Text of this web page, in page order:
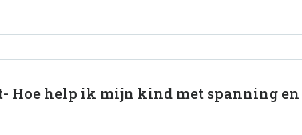
Hoe help ik mijn kind met spanning